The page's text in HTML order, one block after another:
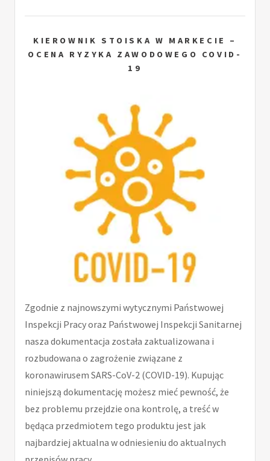
KIEROWNIK STOISKA W MARKECIE –
OCENA RYZYKA ZAWODOWEGO COVID-
19
Zgodnie z najnowszymi wytycznymi Państwowej
Inspekcji Pracy oraz Państwowej Inspekcji Sanitarnej
nasza dokumentacja została zaktualizowana i
rozbudowana o zagrożenie związane z
koronawirusem SARS-CoV-2 (COVID-19). Kupując
niniejszą dokumentację możesz mieć pewność, że
bez problemu przejdzie ona kontrolę, a treść w
będąca przedmiotem tego produktu jest jak
najbardziej aktualna w odniesieniu do aktualnych